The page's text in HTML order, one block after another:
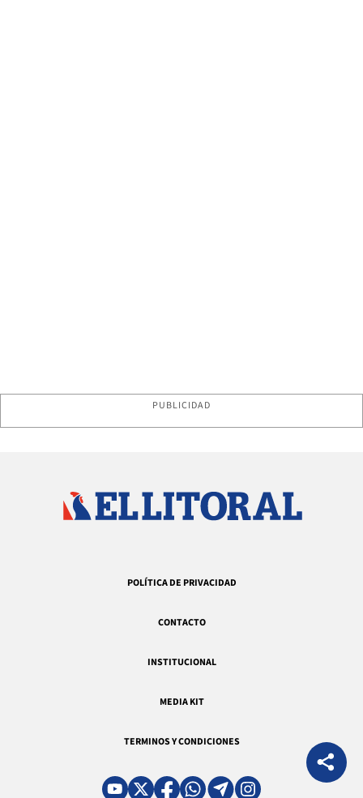
PUBLICIDAD
POLÍTICA DE PRIVACIDAD
CONTACTO
INSTITUCIONAL
MEDIA KIT
TERMINOS Y CONDICIONES